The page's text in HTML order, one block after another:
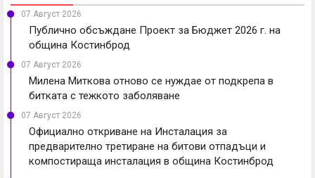
07 Август 2026
Публично обсъждане Проект за Бюджет 2026 г. на
община Костинброд
07 Август 2026
Милена Миткова отново се нуждае от подкрепа в
битката с тежкото заболяване
07 Август 2026
Официално откриване на Инсталация за
предварително третиране на битови отпадъци и
компостираща инсталация в община Костинброд